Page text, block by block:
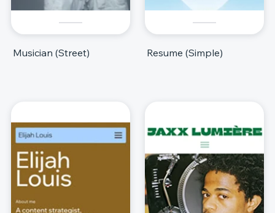
Musician (Street) Resume (Simple)